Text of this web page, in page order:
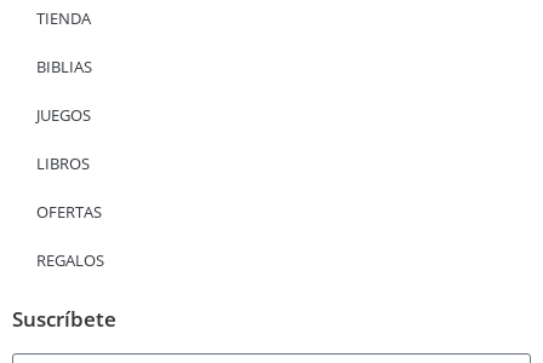
TIENDA
BIBLIAS
JUEGOS
LIBROS
OFERTAS
REGALOS
Suscríbete